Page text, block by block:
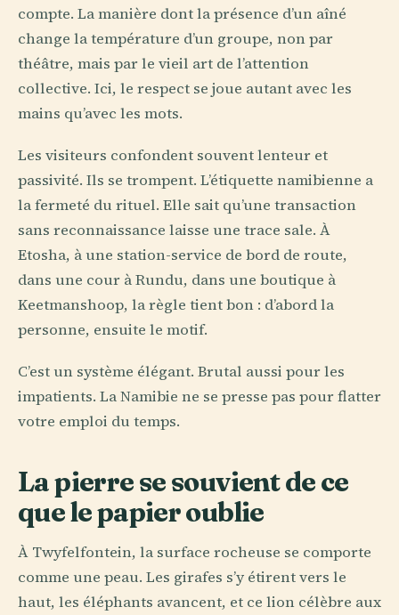
compte. La manière dont la présence d’un aîné
change la température d’un groupe, non par
théâtre, mais par le vieil art de l’attention
collective. Ici, le respect se joue autant avec les
mains qu’avec les mots.
Les visiteurs confondent souvent lenteur et
passivité. Ils se trompent. L’étiquette namibienne a
la fermeté du rituel. Elle sait qu’une transaction
sans reconnaissance laisse une trace sale. À
Etosha, à une station-service de bord de route,
dans une cour à Rundu, dans une boutique à
Keetmanshoop, la règle tient bon : d’abord la
personne, ensuite le motif.
C’est un système élégant. Brutal aussi pour les
impatients. La Namibie ne se presse pas pour flatter
votre emploi du temps.
La pierre se souvient de ce
que le papier oublie
À Twyfelfontein, la surface rocheuse se comporte
comme une peau. Les girafes s’y étirent vers le
haut, les éléphants avancent, et ce lion célèbre aux